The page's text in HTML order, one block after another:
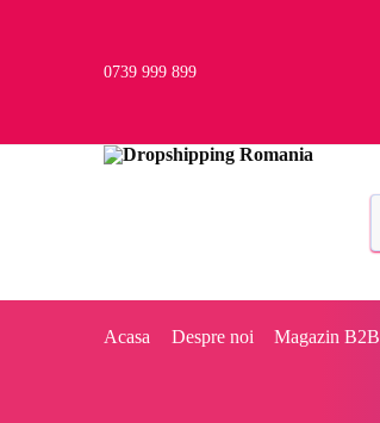
0739 999 899
Acasa Despre noi Magazin B2B